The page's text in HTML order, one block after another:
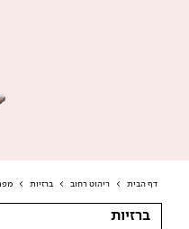
דף הבית > ריהוט רחוב > ברזיות >
ברזיות